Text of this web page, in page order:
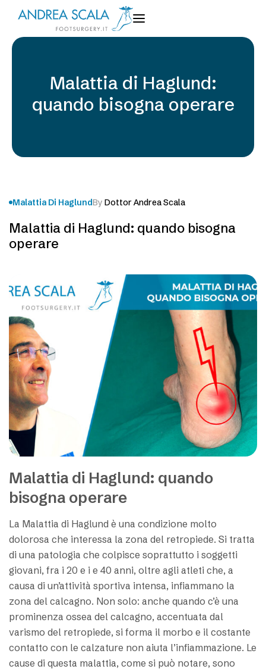
Malattia di Haglund:
quando bisogna operare
Malattia Di HaglundBy Dottor Andrea Scala
Malattia di Haglund: quando bisogna
operare
Malattia di Haglund: quando
bisogna operare
La Malattia di Haglund è una condizione molto
dolorosa che interessa la zona del retropiede. Si tratta
di una patologia che colpisce soprattutto i soggetti
giovani, fra i 20 e i e 40 anni, oltre agli atleti che, a
causa di un’attività sportiva intensa, infiammano la
zona del calcagno. Non solo: anche quando c’è una
prominenza ossea del calcagno, accentuata dal
varismo del retropiede, si forma il morbo e il costante
contatto con le calzature non aiuta l’infiammazione. Le
cause di questa malattia, come si può notare, sono